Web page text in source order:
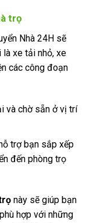
trọ
Nhà 24H sẽ
xe tải nhỏ, xe
các công đoạn
và chờ sẵn ở vị trí
trợ bạn sắp xếp
đến phòng trọ
này sẽ giúp bạn
hợp với những